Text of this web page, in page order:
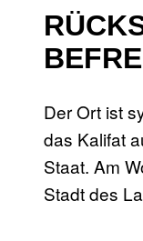
Der Ort ist
das Kalifat
Staat. Am
Stadt des